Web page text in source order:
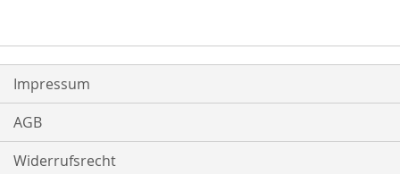
Impressum
AGB
Widerrufsrecht